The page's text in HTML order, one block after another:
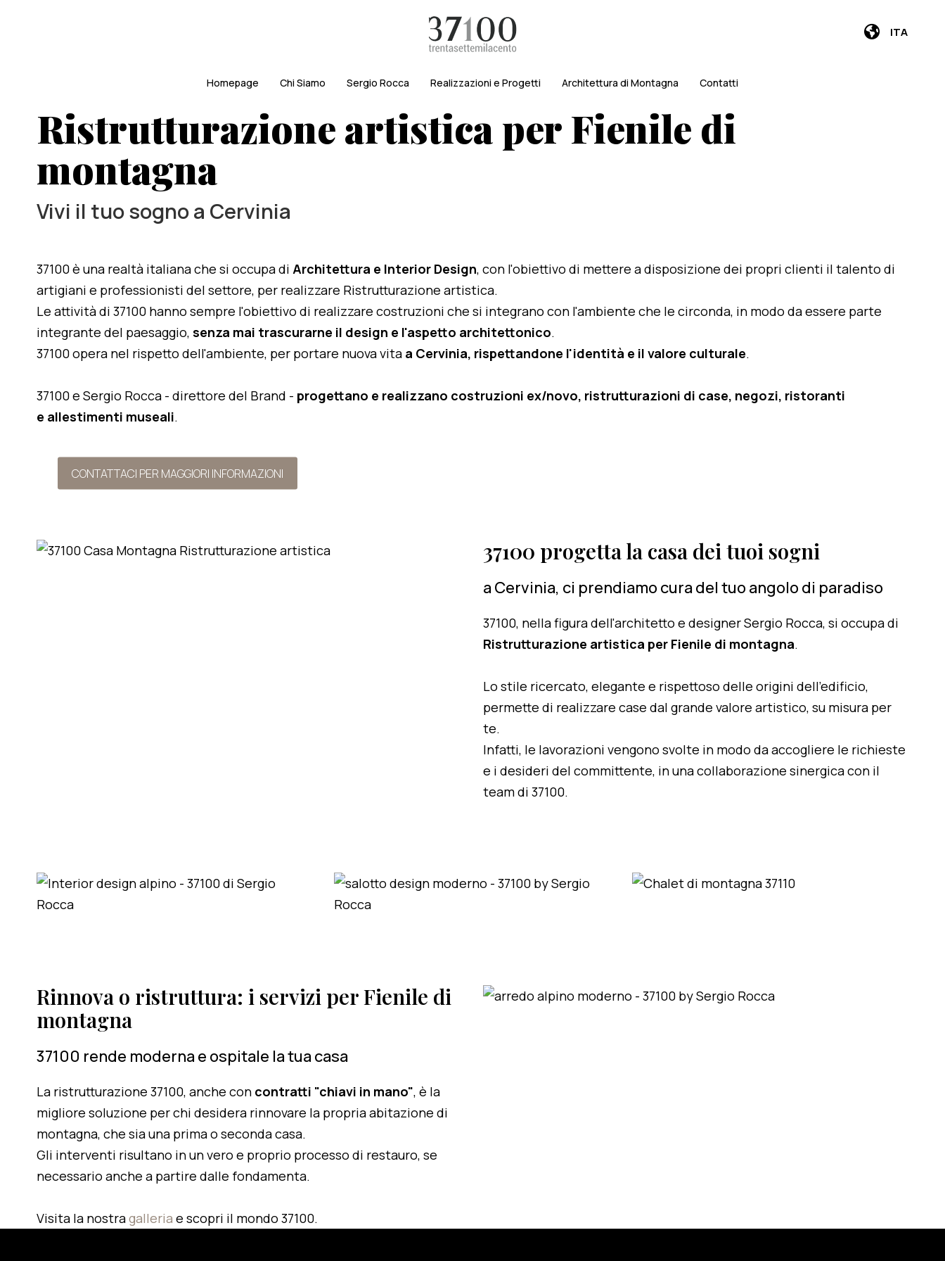
ITA
Homepage Chi Siamo Sergio Rocca Realizzazioni e Progetti Architettura di Montagna Contatti
Ristrutturazione artistica per Fienile di
montagna
Vivi il tuo sogno a Cervinia
37100 è una realtà italiana che si occupa di Architettura e Interior Design, con l'obiettivo di mettere a disposizione dei propri clienti il talento di
artigiani e professionisti del settore, per realizzare Ristrutturazione artistica.
Le attività di 37100 hanno sempre l'obiettivo di realizzare costruzioni che si integrano con l'ambiente che le circonda, in modo da essere parte
integrante del paesaggio, senza mai trascurarne il design e l'aspetto architettonico.
37100 opera nel rispetto dell'ambiente, per portare nuova vita a Cervinia, rispettandone l'identità e il valore culturale.
37100 e Sergio Rocca - direttore del Brand - progettano e realizzano costruzioni ex/novo, ristrutturazioni di case, negozi, ristoranti
e allestimenti museali.
CONTATTACI PER MAGGIORI INFORMAZIONI
37100 progetta la casa dei tuoi sogni
a Cervinia, ci prendiamo cura del tuo angolo di paradiso
37100, nella figura dell'architetto e designer Sergio Rocca, si occupa di
Ristrutturazione artistica per Fienile di montagna.
Lo stile ricercato, elegante e rispettoso delle origini dell'edificio,
permette di realizzare case dal grande valore artistico, su misura per
te.
Infatti, le lavorazioni vengono svolte in modo da accogliere le richieste
e i desideri del committente, in una collaborazione sinergica con il
team di 37100.
Rinnova o ristruttura: i servizi per Fienile di
montagna
37100 rende moderna e ospitale la tua casa
La ristrutturazione 37100, anche con contratti "chiavi in mano", è la
migliore soluzione per chi desidera rinnovare la propria abitazione di
montagna, che sia una prima o seconda casa.
Gli interventi risultano in un vero e proprio processo di restauro, se
necessario anche a partire dalle fondamenta.
Visita la nostragalleria e scopri il mondo 37100.